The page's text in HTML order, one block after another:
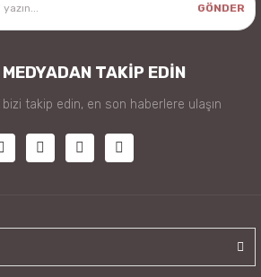
GÖNDER
TAKİP EDİN
takip edin, en son haberlere ulaşın